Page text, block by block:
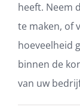
heeft. Neem
te maken, of
hoeveelheid
binnen de
van uw